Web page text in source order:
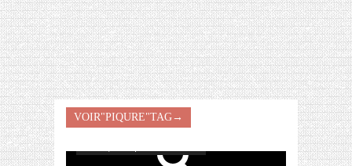
VOIR"PIQURE"TAG→
Le moustique m’a tuer